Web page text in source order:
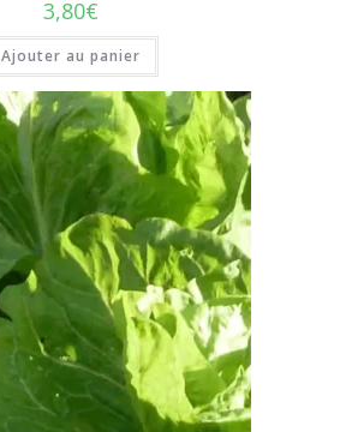
3,80€
Ajouter au panier